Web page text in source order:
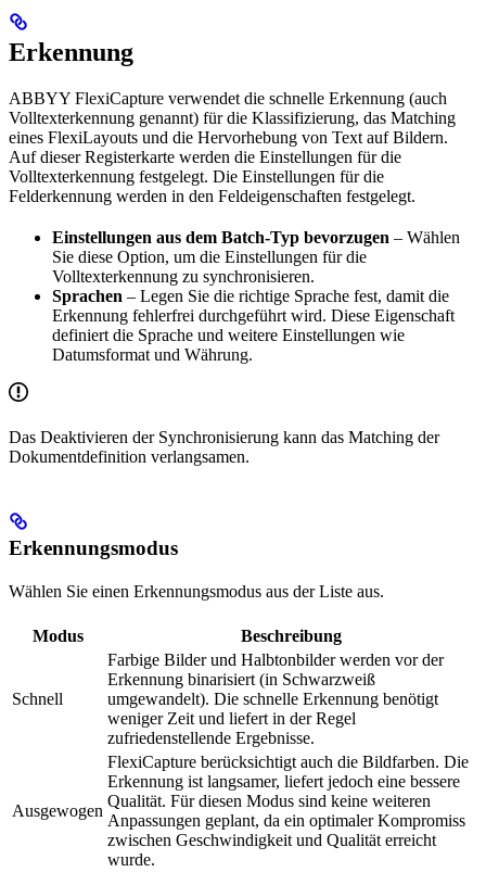
Erkennung
ABBYY FlexiCapture verwendet die schnelle Erkennung (auch
Volltexterkennung genannt) für die Klassifizierung, das Matching
eines FlexiLayouts und die Hervorhebung von Text auf Bildern.
Auf dieser Registerkarte werden die Einstellungen für die
Volltexterkennung festgelegt. Die Einstellungen für die
Felderkennung werden in den Feldeigenschaften festgelegt.
Einstellungen aus dem Batch-Typ bevorzugen – Wählen
Sie diese Option, um die Einstellungen für die
Volltexterkennung zu synchronisieren.
Sprachen – Legen Sie die richtige Sprache fest, damit die
Erkennung fehlerfrei durchgeführt wird. Diese Eigenschaft
definiert die Sprache und weitere Einstellungen wie
Datumsformat und Währung.
Das Deaktivieren der Synchronisierung kann das Matching der
Dokumentdefinition verlangsamen.
Erkennungsmodus
Wählen Sie einen Erkennungsmodus aus der Liste aus.
Modus Beschreibung
Schnell
Farbige Bilder und Halbtonbilder werden vor der
Erkennung binarisiert (in Schwarzweiß
umgewandelt). Die schnelle Erkennung benötigt
weniger Zeit und liefert in der Regel
zufriedenstellende Ergebnisse.
Ausgewogen
FlexiCapture berücksichtigt auch die Bildfarben. Die
Erkennung ist langsamer, liefert jedoch eine bessere
Qualität. Für diesen Modus sind keine weiteren
Anpassungen geplant, da ein optimaler Kompromiss
zwischen Geschwindigkeit und Qualität erreicht
wurde.